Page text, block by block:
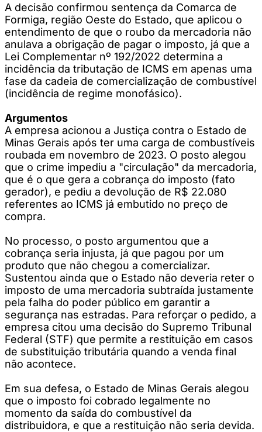
A decisão confirmou sentença da Comarca de
Formiga, região Oeste do Estado, que aplicou o
entendimento de que o roubo da mercadoria não
anulava a obrigação de pagar o imposto, já que a
Lei Complementar nº 192/2022 determina a
incidência da tributação de ICMS em apenas uma
fase da cadeia de comercialização de combustível
(incidência de regime monofásico).
Argumentos
A empresa acionou a Justiça contra o Estado de
Minas Gerais após ter uma carga de combustíveis
roubada em novembro de 2023. O posto alegou
que o crime impediu a "circulação" da mercadoria,
que é o que gera a cobrança do imposto (fato
gerador), e pediu a devolução de R$ 22.080
referentes ao ICMS já embutido no preço de
compra.
No processo, o posto argumentou que a
cobrança seria injusta, já que pagou por um
produto que não chegou a comercializar.
Sustentou ainda que o Estado não deveria reter o
imposto de uma mercadoria subtraída justamente
pela falha do poder público em garantir a
segurança nas estradas. Para reforçar o pedido, a
empresa citou uma decisão do Supremo Tribunal
Federal (STF) que permite a restituição em casos
de substituição tributária quando a venda final
não acontece.
Em sua defesa, o Estado de Minas Gerais alegou
que o imposto foi cobrado legalmente no
momento da saída do combustível da
distribuidora, e que a restituição não seria devida.